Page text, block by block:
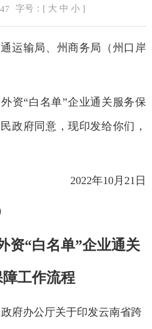
字号：[ 大 中 小]
运输局、州商务局（州口岸
“白名单”企业通关服务保
政府同意，现印发给你们，
2022年10月21日
资“白名单”企业通关
障工作流程
办公厅关于印发云南省跨